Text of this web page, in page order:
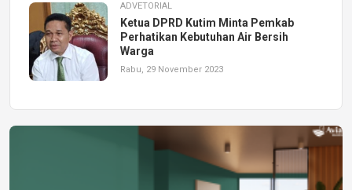
ADVETORIAL
Ketua DPRD Kutim Minta Pemkab
Perhatikan Kebutuhan Air Bersih
Warga
Rabu, 29 November 2023